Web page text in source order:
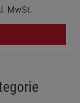
MwSt.